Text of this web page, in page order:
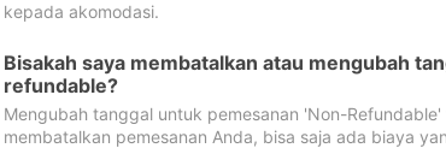
kepada akomodasi.
Bisakah saya membatalkan atau mengubah
refundable?
Mengubah tanggal untuk pemesanan 'Non-
membatalkan pemesanan Anda, bisa saja ada biaya